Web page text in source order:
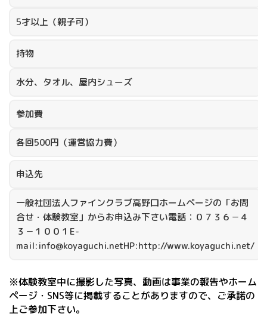
5才以上（親子可）
持物
水分、タオル、屋内シューズ
参加費
各回500円（運営協力費）
申込先
一般社団法人ファインクラブ高野口ホームページの「お問
合せ・体験教室」からお申込み下さい電話：０７３６－４
３－１００１E-
mail:info@koyaguchi.netHP:http://www.koyaguchi.net/
※体験教室中に撮影した写真、動画は事業の報告やホーム
ページ・SNS等に掲載することがありますので、ご承諾の
上ご参加下さい。